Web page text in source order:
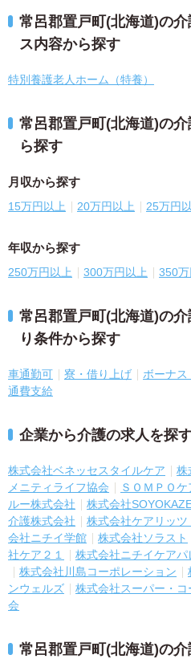
常呂郡置戸町(北海道)の
ス内容から探す
特別養護老人ホーム（特養）
常呂郡置戸町(北海道)の
ら探す
月収から探す
15万円以上 20万円以上 25万円
年収から探す
250万円以上 300万円以上 350万
常呂郡置戸町(北海道)の
り条件から探す
車通勤可 寮・借り上げ ボーナス
通費支給
企業から介護の求人を探
株式会社ベネッセスタイルケア 株
メニティライフ協会
ＳＯＭＰＯ
ルー株式会社
株式会社
介護株式会社
株式会社ケアリッ
会社ニチイ学館
株式会社ソラスト
社ケア２１
株式会社ニチイケアパ
株式会社川島コーポレーション
ンウェルズ
株式会社スーパー・コ
会
常呂郡置戸町(北海道)の